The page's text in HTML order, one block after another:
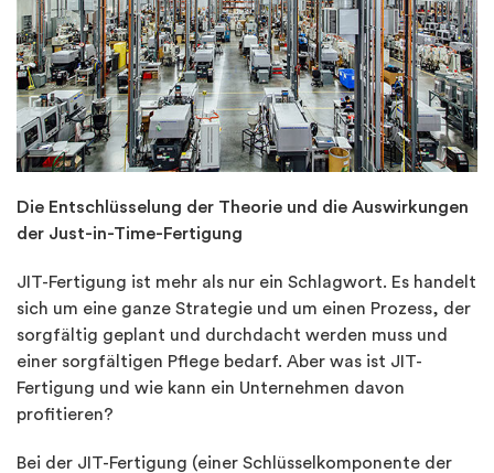
Die Entschlüsselung der Theorie und die Auswirkungen
der Just-in-Time-Fertigung
JIT-Fertigung ist mehr als nur ein Schlagwort. Es handelt
sich um eine ganze Strategie und um einen Prozess, der
sorgfältig geplant und durchdacht werden muss und
einer sorgfältigen Pflege bedarf. Aber was ist JIT-
Fertigung und wie kann ein Unternehmen davon
profitieren?
Bei der JIT-Fertigung (einer Schlüsselkomponente der